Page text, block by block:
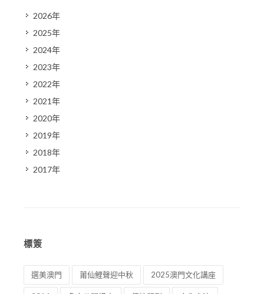
2026年
2025年
2024年
2023年
2022年
2021年
2020年
2019年
2018年
2017年
標簽
選美澳門 莆仙鯉聲迎中秋 2025澳門文化講座